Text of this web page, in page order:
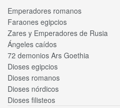
Emperadores romanos
Faraones egipcios
Zares y Emperadores de Rusia
Ángeles caídos
72 demonios Ars Goethia
Dioses egipcios
Dioses romanos
Dioses nórdicos
Dioses filisteos